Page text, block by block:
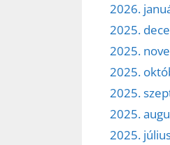
2026.
2025.
2025.
2025.
2025.
2025.
2025.